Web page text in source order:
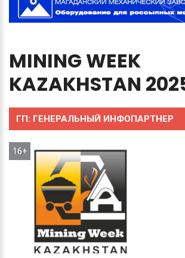
MINING WEEK
KAZAKHSTAN
ГП: ГЕНЕРАЛЬНЫЙ ИНФОПАРТНЕР
16+